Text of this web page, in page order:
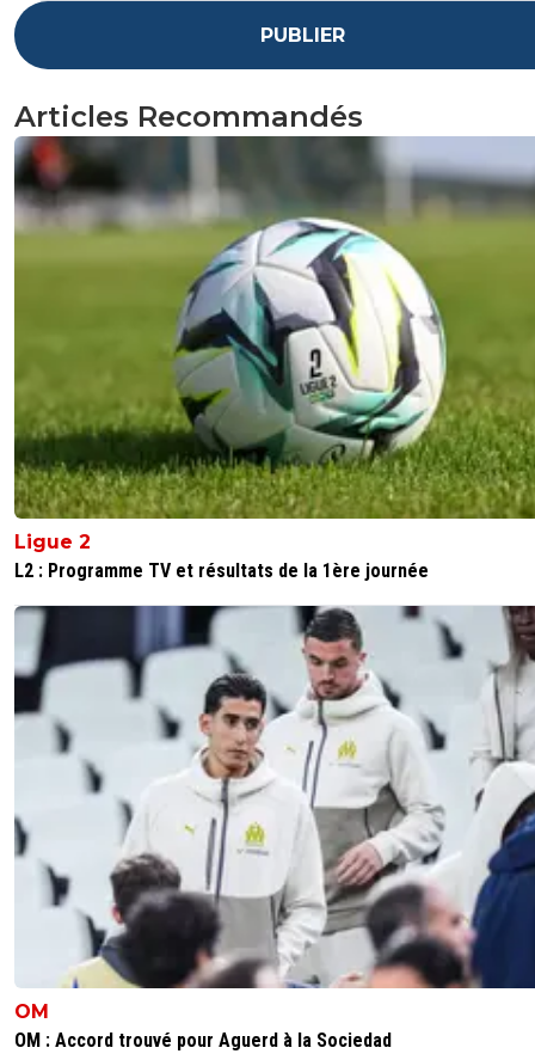
PUBLIER
Articles Recommandés
Ligue 2
L2 : Programme TV et résultats de la 1ère journée
OM
OM : Accord trouvé pour Aguerd à la Sociedad